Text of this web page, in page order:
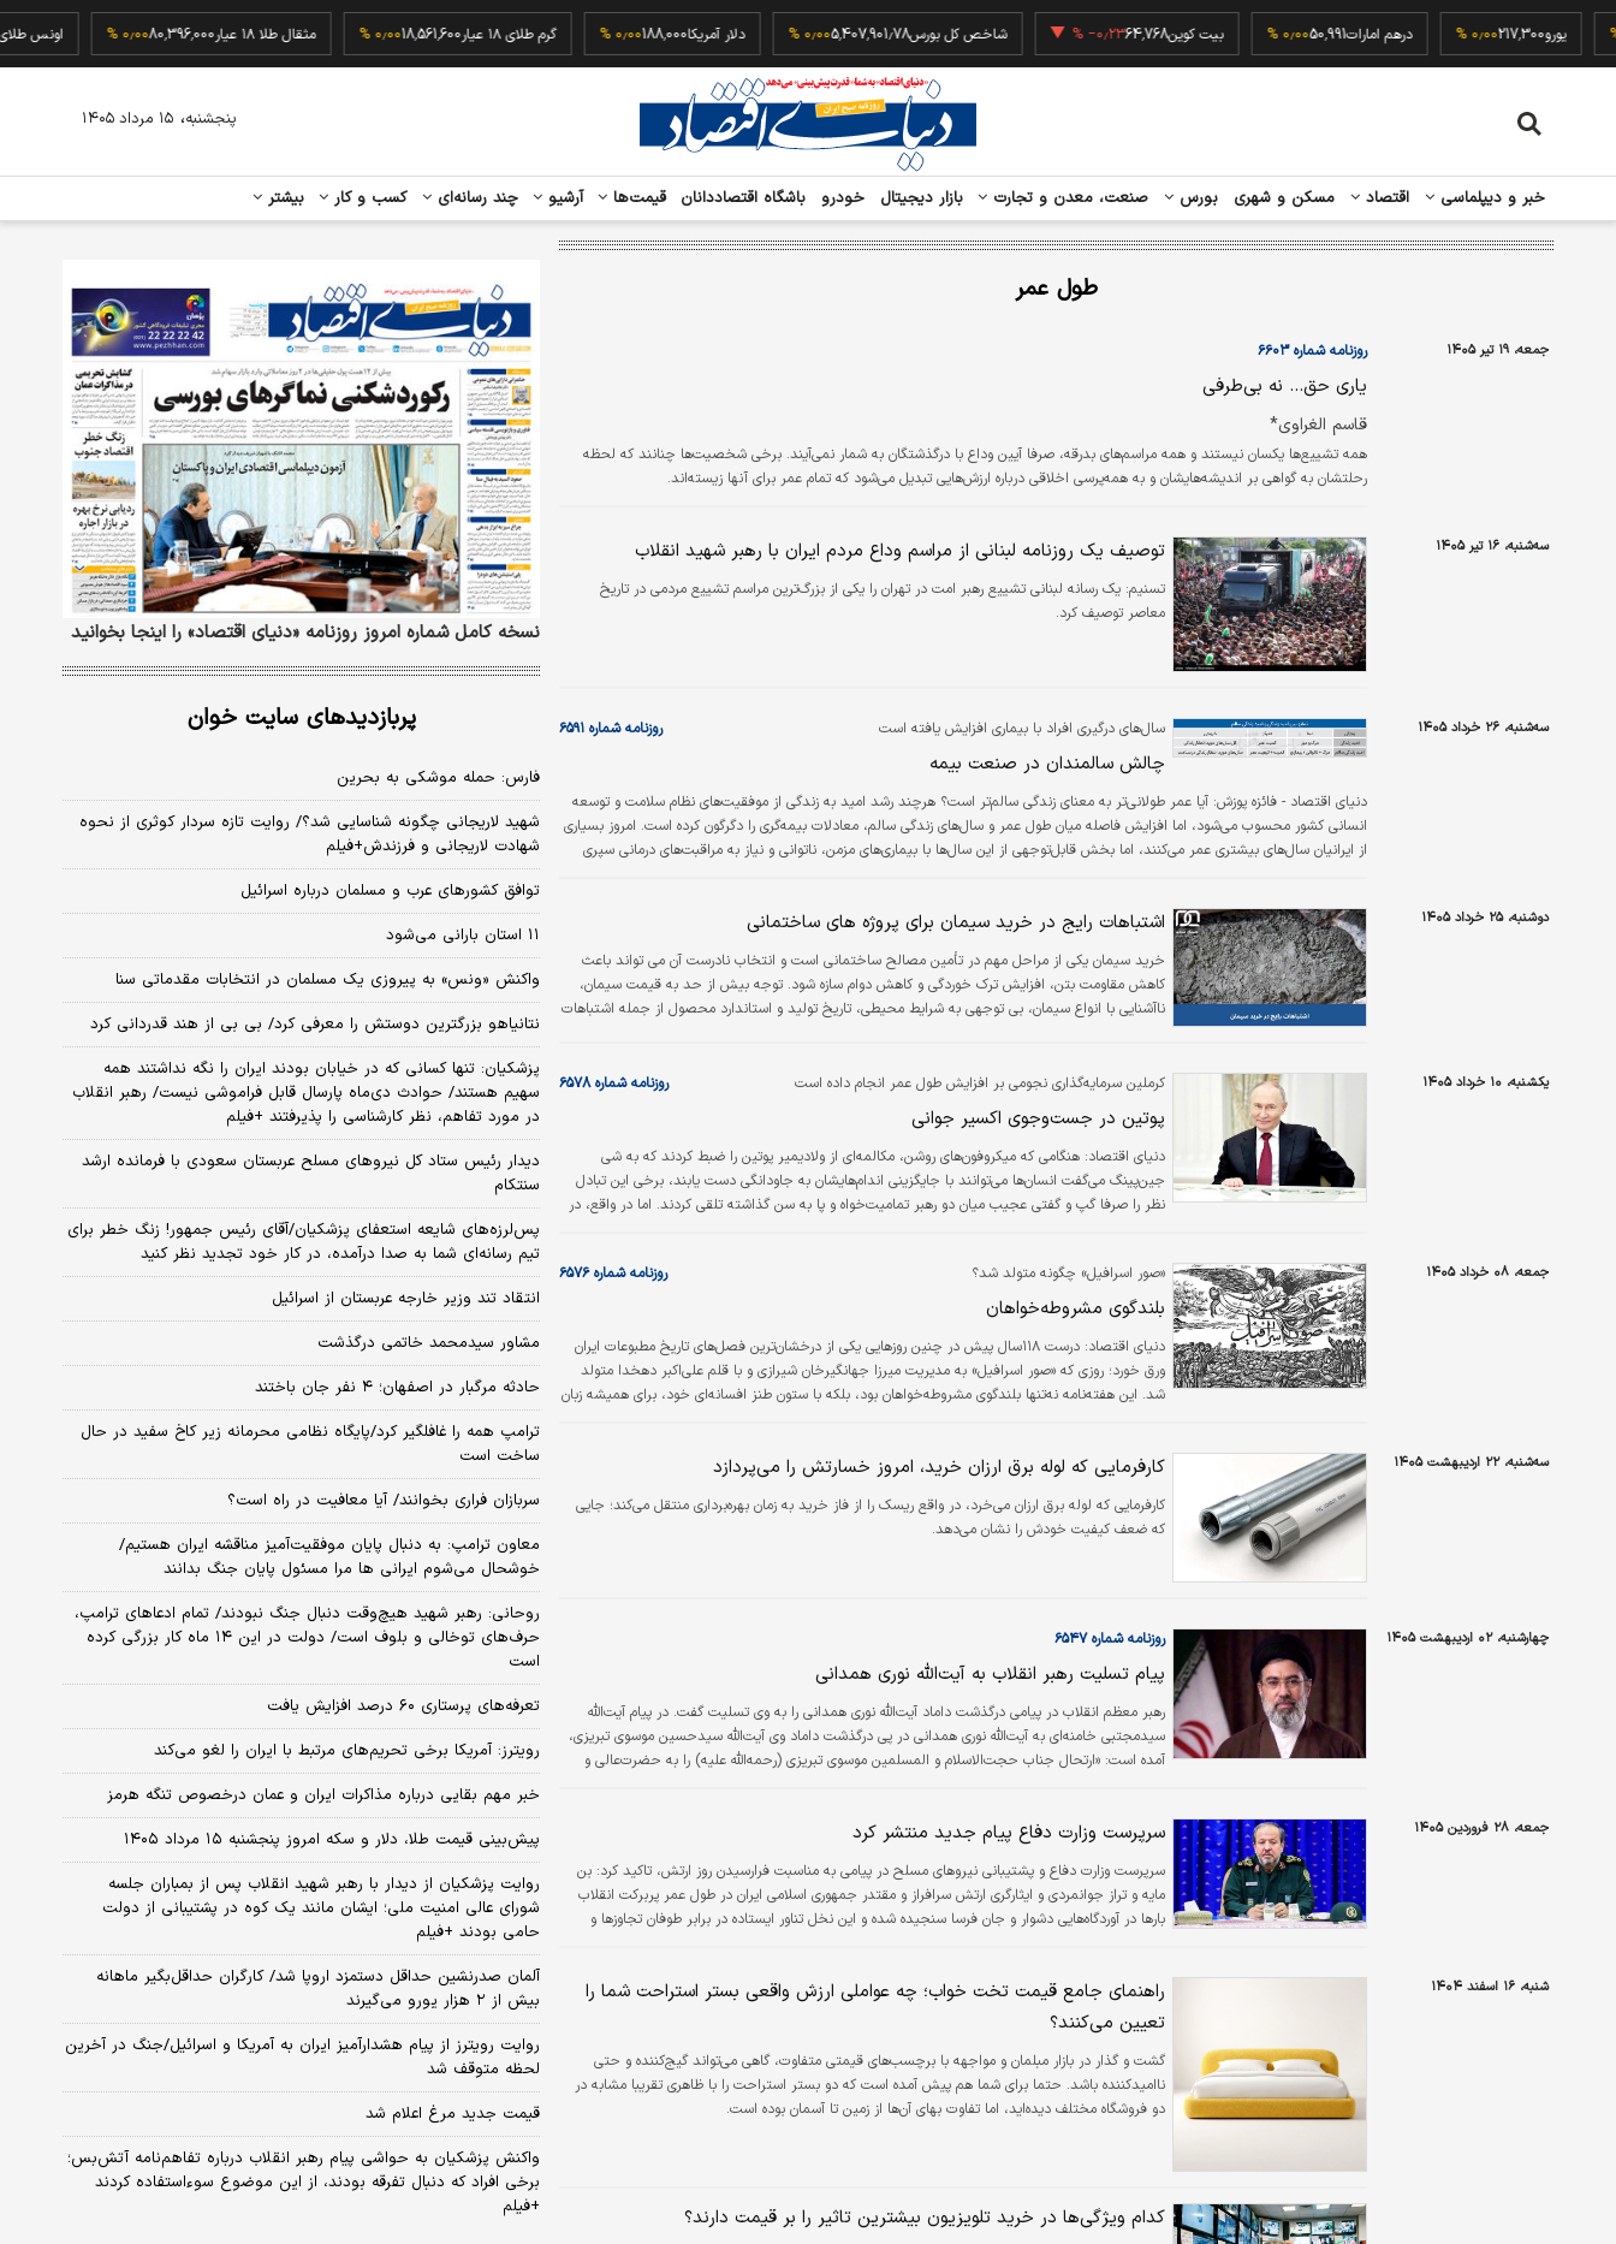
یورو217,300 درهم امارات50,991 بیت کوین64,768‎−۰٫۲۳ % شاخص کل بورس5,407,901.78 دلار آمریکا188,000 گرم طلای ۱۸ عیار 18,561,600 مثقال طلا ۱۸ عیار 80,396,000
خبر و دیپلماسی اقتصاد مسکن و شهری بورس صنعت، معدن و تجارت بازار دیجیتال خودرو باشگاه اقتصاددانان قیمت‌ها آرشیو چند رسانه‌ای کسب و کار بیشتر
پنجشنبه، ۱۵ مرداد ۱۴۰۵
طول عمر
جمعه، ۱۹ تیر ۱۴۰۵ روزنامه شماره ۶۶۰۳
یاری حق… نه بی‌طرفی
قاسم الغراوی*
همه تشییع‌ها یکسان نیستند و همه مراسم‌های بدرقه، صرفا آیین وداع با درگذشتگان به شمار نمی‌آیند. برخی شخصیت‌ها چنانند که لحظه
رحلتشان به گواهی بر اندیشه‌هایشان و به همه‌پرسی اخلاقی درباره ارزش‌هایی تبدیل می‌شود که تمام عمر برای آنها زیسته‌اند.
سه‌شنبه، ۱۶ تیر ۱۴۰۵ توصیف یک روزنامه لبنانی از مراسم وداع مردم ایران با رهبر شهید انقلاب
تسنیم: یک رسانه لبنانی تشییع رهبر امت در تهران را یکی از بزرگ‌ترین مراسم تشییع‌ مردمی در تاریخ
معاصر توصیف کرد.
سه‌شنبه، ۲۶ خرداد ۱۴۰۵ سال‌های درگیری افراد با بیماری افزایش یافته است روزنامه شماره ۶۵۹۱
چالش سالمندان در صنعت بیمه
دنیای اقتصاد - فائزه پوزش: آیا عمر طولانی‌تر به معنای زندگی سالم‌تر است؟ هرچند رشد امید به زندگی از موفقیت‌های نظام سلامت و توسعه
انسانی کشور محسوب می‌شود، اما افزایش فاصله میان طول عمر و سال‌های زندگی سالم، معادلات بیمه‌گری را دگرگون کرده است. امروز بسیاری
از ایرانیان سال‌های بیشتری عمر می‌کنند، اما بخش قابل‌توجهی از این سال‌ها با بیماری‌های مزمن، ناتوانی و نیاز به مراقبت‌های درمانی سپری
دوشنبه، ۲۵ خرداد ۱۴۰۵ اشتباهات رایج در خرید سیمان برای پروژه های ساختمانی
خرید سیمان یکی از مراحل مهم در تأمین مصالح ساختمانی است و انتخاب نادرست آن می تواند باعث
کاهش مقاومت بتن، افزایش ترک خوردگی و کاهش دوام سازه شود. توجه بیش از حد به قیمت سیمان،
ناآشنایی با انواع سیمان، بی توجهی به شرایط محیطی، تاریخ تولید و استاندارد محصول از جمله اشتباهات
یکشنبه، ۱۰ خرداد ۱۴۰۵ کرملین سرمایه‌گذاری نجومی بر افزایش طول عمر انجام داده است روزنامه شماره ۶۵۷۸
پوتین در جست‌وجوی اکسیر جوانی
دنیای اقتصاد: هنگامی که میکروفون‌های روشن، مکالمه‌ای از ولادیمیر پوتین را ضبط کردند که به شی
جین‌پینگ می‌گفت انسان‌ها می‌توانند با جایگزینی اندام‌هایشان به جاودانگی دست یابند، برخی این تبادل
نظر را صرفا گپ و گفتی عجیب میان دو رهبر تمامیت‌خواه و پا به سن گذاشته تلقی کردند. اما در واقع، در
است. به گزارش وال‌استریت ژورنال،…
جمعه، ۰۸ خرداد ۱۴۰۵ «صور اسرافیل» چگونه متولد شد؟ روزنامه شماره ۶۵۷۶
بلندگوی مشروطه‌خواهان
دنیای اقتصاد:
درست ۱۱۸سال پیش در چنین روزهایی یکی از درخشان‌ترین فصل‌های تاریخ مطبوعات ایران
ورق خورد؛ روزی که «صور اسرافیل» به مدیریت میرزا جهانگیرخان شیرازی و با قلم علی‌اکبر دهخدا متولد
شد. این هفته‌نامه نه‌تنها بلندگوی مشروطه‌خواهان بود، بلکه با ستون طنز افسانه‌ای خود، برای همیشه زبان
سه‌شنبه، ۲۲ اردیبهشت ۱۴۰۵ کارفرمایی که لوله برق ارزان خرید، امروز خسارتش را می‌پردازد
کارفرمایی که لوله برق ارزان می‌خرد، در واقع ریسک را از فاز خرید به زمان بهره‌برداری منتقل می‌کند؛ جایی
که ضعف کیفیت خودش را نشان می‌دهد.
چهارشنبه، ۰۲ اردیبهشت ۱۴۰۵ روزنامه شماره ۶۵۴۷
پیام تسلیت رهبر انقلاب به آیت‌الله نوری همدانی
رهبر معظم انقلاب در پیامی درگذشت داماد آیت‌الله نوری همدانی را به وی تسلیت گفت. در پیام آیت‌الله
سیدمجتبی خامنه‌ای به آیت‌الله نوری همدانی در پی درگذشت داماد وی آیت‌الله سیدحسین موسوی تبریزی،
آمده است: «ارتحال جناب حجت‌الاسلام و المسلمین موسوی تبریزی (رحمه‌الله علیه) را به حضرت‌عالی و
جمعه، ۲۸ فروردین ۱۴۰۵ سرپرست وزارت دفاع پیام جدید منتشر کرد
سرپرست وزارت دفاع و پشتیبانی نیروهای مسلح در پیامی به مناسبت فرارسیدن روز ارتش، تاکید کرد: بن
مایه و تراز جوانمردی و ایثارگری ارتش سرافراز و مقتدر جمهوری اسلامی ایران در طول عمر پربرکت انقلاب
بارها در آوردگاه‌هایی دشوار و جان فرسا سنجیده شده و این نخل تناور ایستاده در برابر طوفان تجاوزها و
شنبه، ۱۶ اسفند ۱۴۰۴
راهنمای جامع قیمت تخت خواب؛ چه عواملی ارزش واقعی بستر استراحت شما را
تعیین می‌کنند؟
گشت و گذار در بازار مبلمان و مواجهه با برچسب‌های قیمتی متفاوت، گاهی می‌تواند گیج‌کننده و حتی
ناامیدکننده باشد. حتما برای شما هم پیش آمده است که دو بستر استراحت را با ظاهری تقریبا مشابه در
دو فروشگاه مختلف دیده‌اید، اما تفاوت بهای آن‌ها از زمین تا آسمان بوده است.
کدام ویژگی‌ها در خرید تلویزیون بیشترین تاثیر را بر قیمت دارند؟
نسخه کامل شماره امروز روزنامه «دنیای‌ اقتصاد» را اینجا بخوانید
پربازدیدهای سایت خوان
فارس: حمله موشکی به بحرین
شهید لاریجانی چگونه شناسایی شد؟/ روایت تازه سردار کوثری از نحوه
شهادت لاریجانی و فرزندش+فیلم
توافق کشورهای عرب و مسلمان درباره اسرائیل
۱۱ استان بارانی می‌شود
واکنش «ونس» به پیروزی یک مسلمان در انتخابات مقدماتی سنا
نتانیاهو بزرگترین دوستش را معرفی کرد/ بی بی از هند قدردانی کرد
پزشکیان: تنها کسانی که در خیابان بودند ایران را نگه نداشتند همه
سهیم هستند/ حوادث دی‌ماه پارسال قابل فراموشی نیست/ رهبر انقلاب
در مورد تفاهم، نظر کارشناسی را پذیرفتند +فیلم
دیدار رئیس ستاد کل نیروهای مسلح عربستان سعودی با فرمانده ارشد
سنتکام
پس‌لرزه‌های شایعه استعفای پزشکیان/آقای رئیس جمهور! زنگ خطر برای
تیم رسانه‌ای شما به صدا درآمده، در کار خود تجدید نظر کنید
انتقاد تند وزیر خارجه عربستان از اسرائیل
مشاور سیدمحمد خاتمی درگذشت
حادثه مرگبار در اصفهان؛ ۴ نفر جان باختند
ترامپ همه را غافلگیر کرد/پایگاه نظامی محرمانه زیر کاخ سفید در حال
ساخت است
سربازان فراری بخوانند/ آیا معافیت در راه است؟
معاون ترامپ: به دنبال پایان موفقیت‌آمیز مناقشه ایران هستیم/
خوشحال می‌شوم ایرانی ها مرا مسئول پایان جنگ بدانند
روحانی: رهبر شهید هیچ‌وقت دنبال جنگ نبودند/ تمام ادعاهای ترامپ،
حرف‌های توخالی و بلوف است/ دولت در این ۱۴ ماه کار بزرگی کرده
است
تعرفه‌های پرستاری ۶۰ درصد افزایش یافت
رویترز: آمریکا برخی تحریم‌های مرتبط با ایران را لغو می‌کند
خبر مهم بقایی درباره مذاکرات ایران و عمان درخصوص تنگه هرمز
پیش‌بینی قیمت طلا، دلار و سکه امروز پنجشنبه ۱۵ مرداد ۱۴۰۵
روایت پزشکیان از دیدار با رهبر شهید انقلاب پس از بمباران جلسه
شورای عالی امنیت ملی؛ ایشان مانند یک کوه در پشتیبانی از دولت
حامی بودند +فیلم
آلمان صدرنشین حداقل دستمزد اروپا شد/ کارگران حداقل‌بگیر ماهانه
بیش از ۲ هزار یورو می‌گیرند
روایت رویترز از پیام هشدارآمیز ایران به آمریکا و اسرائیل/جنگ در آخرین
لحظه متوقف شد
قیمت جدید مرغ اعلام شد
واکنش پزشکیان به حواشی پیام رهبر انقلاب درباره تفاهم‌نامه آتش‌بس؛
برخی افراد که دنبال تفرقه بودند، از این موضوع سوءاستفاده کردند
+فیلم